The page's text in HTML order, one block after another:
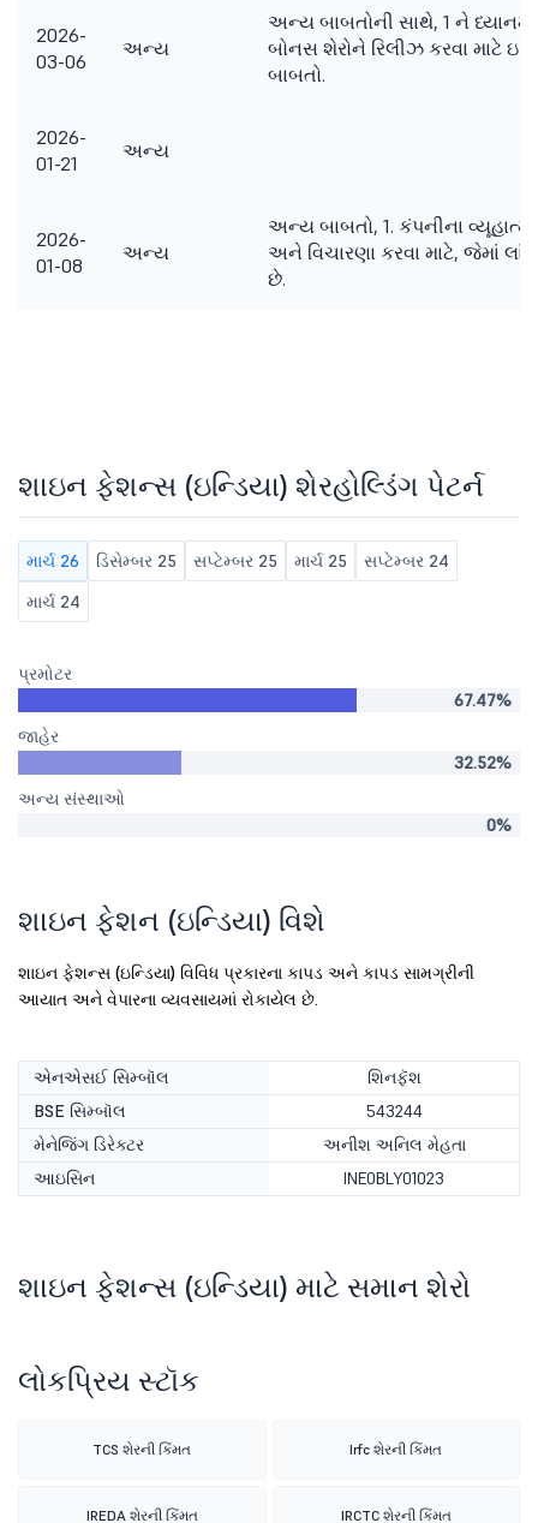
2026-
03-06
અન્ય
અન્ય બાબતોની સાથે, 1 ને
બોનસ શેરોને રિલીઝ કરવા માટે
બાબતો.
2026-
01-21
અન્ય
2026-
01-08
અન્ય
અન્ય બાબતો, 1. કંપનીના
અને વિચારણા કરવા માટે, જેમાં
છે.
શાઇન ફેશન્સ (ઇન્ડિયા) શેરહોલ્ડિંગ પેટર્ન
માર્ચ 26 ડિસેમ્બર 25 સપ્ટેમ્બર 25 માર્ચ 25
સપ્ટેમ્બર 24
માર્ચ 24
પ્રમોટર
67.47%
જાહેર
32.52%
અન્ય સંસ્થાઓ
0%
શાઇન ફેશન (ઇન્ડિયા) વિશે
શાઇન ફેશન્સ (ઇન્ડિયા) વિવિધ પ્રકારના કાપડ અને કાપડ સામગ્રીની
આયાત અને વેપારના વ્યવસાયમાં રોકાયેલ છે.
એનએસઈ સિમ્બૉલ
શિનફૅશ
BSE સિમ્બૉલ
543244
મેનેજિંગ ડિરેક્ટર
અનીશ અનિલ મેહતા
આઇસિન
INE0BLY01023
શાઇન ફેશન્સ (ઇન્ડિયા) માટે સમાન શેરો
લોકપ્રિય સ્ટૉક
TCS શેરની કિંમત Irfc શેરની કિંમત
IREDA શેરની કિંમત IRCTC શેરની કિંમત